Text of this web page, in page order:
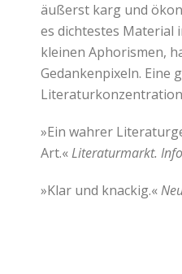
äußerst karg und
es dichtestes Material
kleinen Aphorismen,
Gedankenpixeln. Eine
»Ein wahrer
Art.«Literaturmarkt.
»Klar und knackig.«